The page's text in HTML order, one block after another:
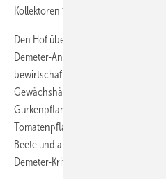
Kollektoren für die auf dem Boden
Den Hof übernahm Keßler 1988 von
Demeter-Anerkennung. Mit vier
bewirtschaftet er 30 ha Land. In den
Gewächshäusern wachsen auf 2600
Gurkenpflanzen, auf weiteren 3600 m
Tomatenpflanzen. Auf Freiflächen
Beete und andere Gemüsesorten an
Demeter-Kriterien.